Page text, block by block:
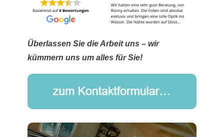
Überlassen Sie die Arbeit uns – wir
kümmern uns um alles für Sie!